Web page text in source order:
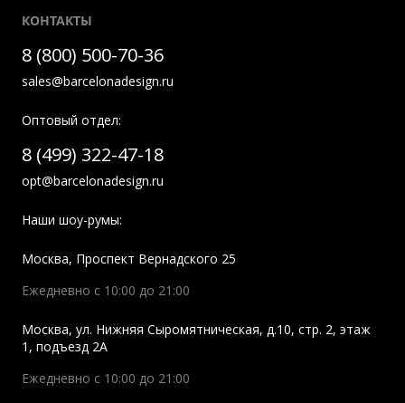
КОНТАКТЫ
8 (800) 500-70-36
sales@barcelonadesign.ru
Оптовый отдел:
8 (499) 322-47-18
opt@barcelonadesign.ru
Наши шоу-румы:
Москва, Проспект Вернадского 25
Ежедневно с 10:00 до 21:00
Москва, ул. Нижняя Сыромятническая, д.10, стр. 2, этаж
1, подъезд 2A
Ежедневно с 10:00 до 21:00